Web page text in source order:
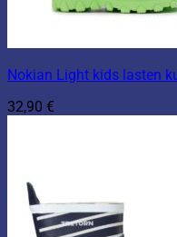
Nokian Light kids lasten
32,90 €